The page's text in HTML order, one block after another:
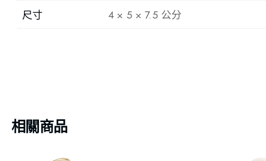
尺寸 4 × 5 × 7.5 公分
相關商品